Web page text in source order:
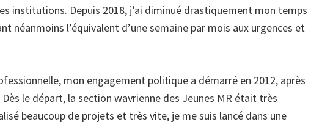
institutions. Depuis 2018, j’ai diminué drastiquement mon temps
néanmoins l’équivalent d’une semaine par mois aux urgences et
mon engagement politique a démarré en 2012, après
le départ, la section wavrienne des Jeunes MR était très
beaucoup de projets et très vite, je me suis lancé dans une